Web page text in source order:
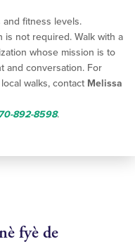
and fitness levels.
is not required. Walk with a
whose mission is to
and conversation. For
walks, contact Melissa
892-8598.
fyè de